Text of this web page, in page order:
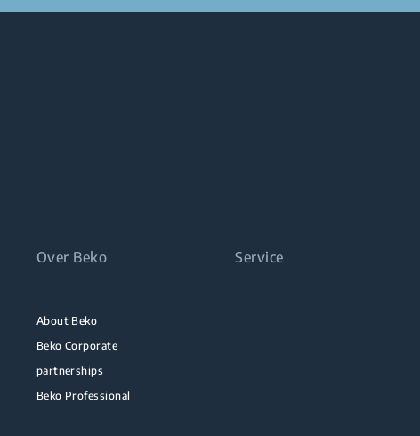
Over Beko
About Beko
Beko Corporate
partnerships
Beko Professional
Service